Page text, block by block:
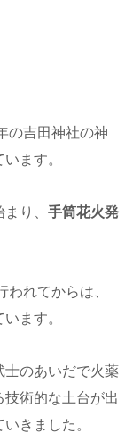
の吉田神社の神
ます。
り、 手筒花火発
れてからは、
ます。
士のあいだで火薬
術的な土台が出
いきました。